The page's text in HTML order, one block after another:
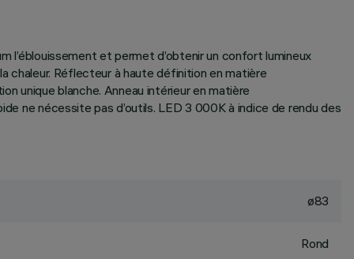
l’éblouissement et permet d’obtenir un confort lumineux
chaleur. Réflecteur à haute définition en matière
unique blanche. Anneau intérieur en matière
ne nécessite pas d’outils. LED 3 000K à indice de rendu des
ø83
Rond